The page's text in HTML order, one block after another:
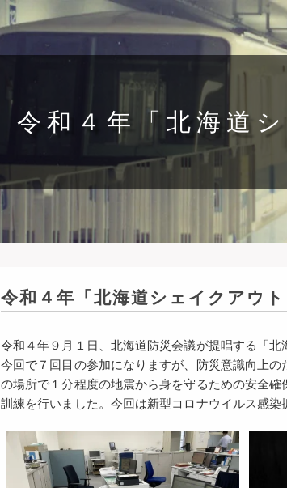
令和４年「北海道
令和４年「北海道シェイクアウ
令和４年９月１日、北海道防災会議が提唱する「
今回で７回目の参加になりますが、防災意識向上
の場所で１分程度の地震から身を守るための安全
訓練を行いました。今回は新型コロナウイルス感